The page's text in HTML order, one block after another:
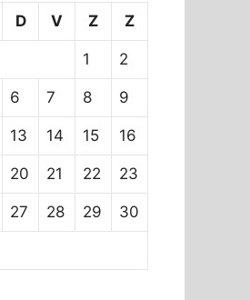
D V Z Z
1 2
6 7 8 9
13 14 15 16
20 21 22 23
27 28 29 30